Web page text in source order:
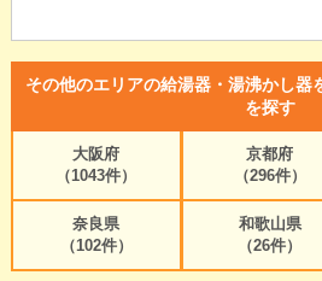
その他のエリアの給湯器・湯沸かし器
を探す
大阪府
（1043件）
京都府
（296件）
奈良県
（102件）
和歌山県
（26件）